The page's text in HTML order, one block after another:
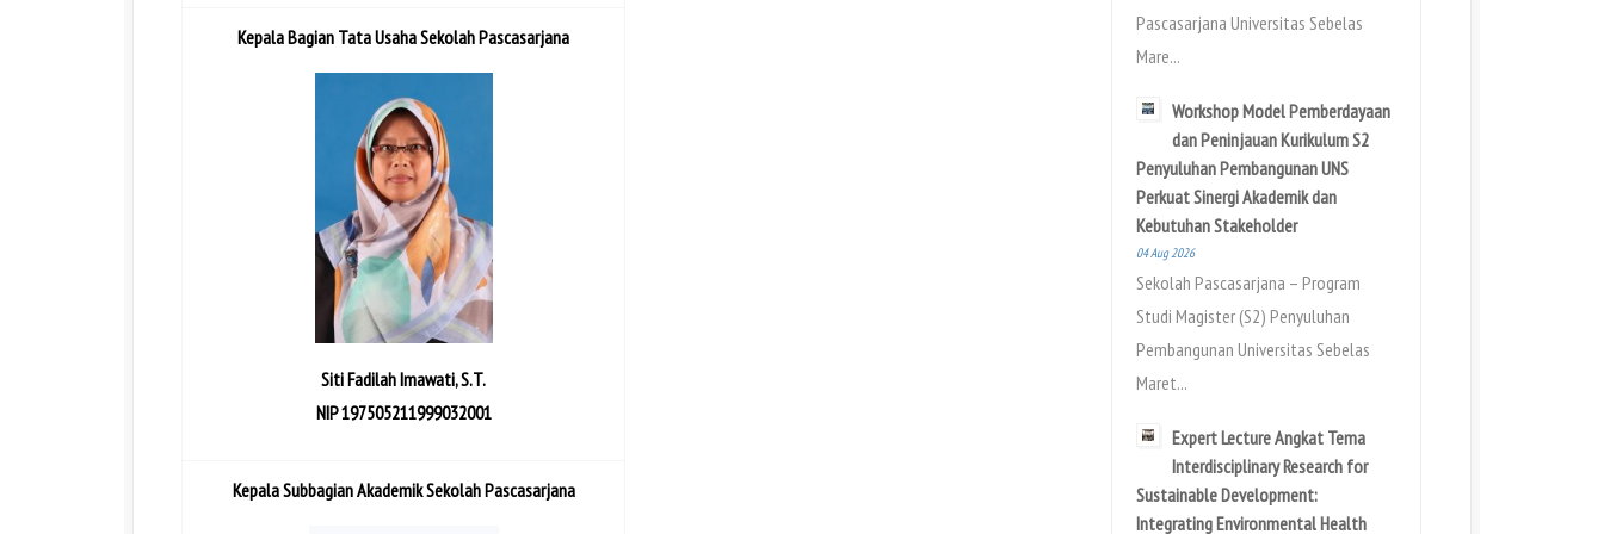
Kepala Bagian Tata Usaha Sekolah Pascasarjana
Siti Fadilah Imawati, S.T.
NIP 197505211999032001
Kepala Subbagian Akademik Sekolah Pascasarjana
Pascasarjana Universitas Sebelas
Mare...
Workshop Model Pemberdayaan
dan Peninjauan Kurikulum S2
Penyuluhan Pembangunan UNS
Perkuat Sinergi Akademik dan
Kebutuhan Stakeholder
04 Aug 2026
Sekolah Pascasarjana – Program
Studi Magister (S2) Penyuluhan
Pembangunan Universitas Sebelas
Maret...
Expert Lecture Angkat Tema
Interdisciplinary Research for
Sustainable Development:
Integrating Environmental Health